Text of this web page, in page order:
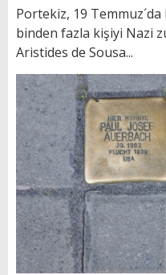
Portekiz, 19 Temmuz´da
binden fazla kişiyi Nazi
Aristides de Sousa...